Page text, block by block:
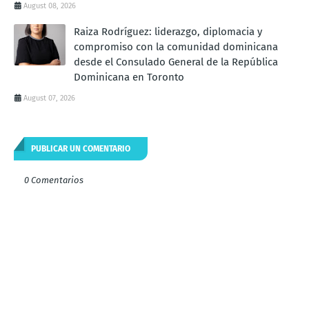
August 08, 2026
Raiza Rodríguez: liderazgo, diplomacia y
compromiso con la comunidad dominicana
desde el Consulado General de la República
Dominicana en Toronto
August 07, 2026
PUBLICAR UN COMENTARIO
0 Comentarios